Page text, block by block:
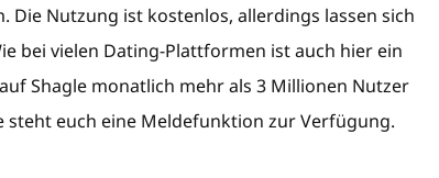
Die Nutzung ist kostenlos, allerdings lassen sich
bei vielen Dating-Plattformen ist auch hier ein
Shagle monatlich mehr als 3 Millionen Nutzer
euch eine Meldefunktion zur Verfügung.